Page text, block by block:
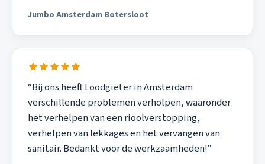
Jumbo Amsterdam Botersloot
“Bij ons heeft Loodgieter in Amsterdam
verschillende problemen verholpen, waaronder
het verhelpen van een rioolverstopping,
verhelpen van lekkages en het vervangen van
sanitair. Bedankt voor de werkzaamheden!”